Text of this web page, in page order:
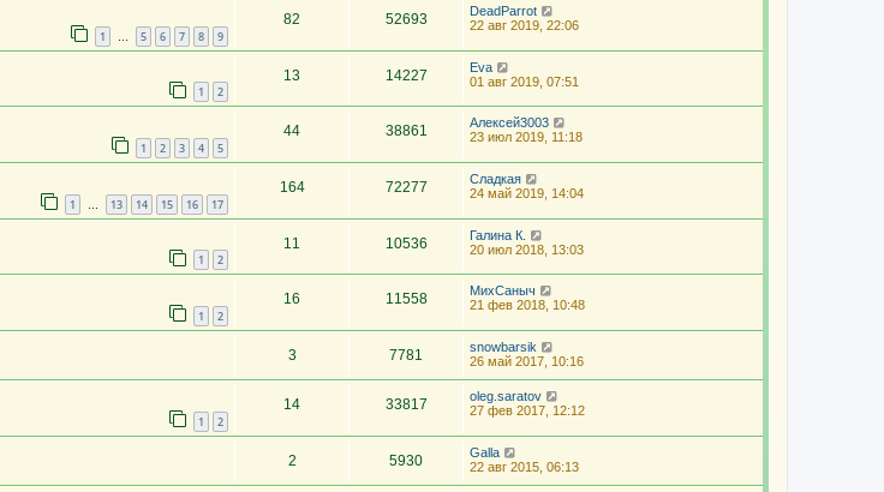
1 … 5 6 7 8 9
82 52693
DeadParrot
22 авг 2019, 22:06
1 2
13 14227
Eva
01 авг 2019, 07:51
1 2 3 4 5
44 38861
Алексей3003
23 июл 2019, 11:18
1 … 13 14 15 16 17
164 72277
Сладкая
24 май 2019, 14:04
1 2
11 10536
Галина К.
20 июл 2018, 13:03
1 2
16 11558
МихСаныч
21 фев 2018, 10:48
3 7781
snowbarsik
26 май 2017, 10:16
1 2
14 33817
oleg.saratov
27 фев 2017, 12:12
2 5930
Galla
22 авг 2015, 06:13